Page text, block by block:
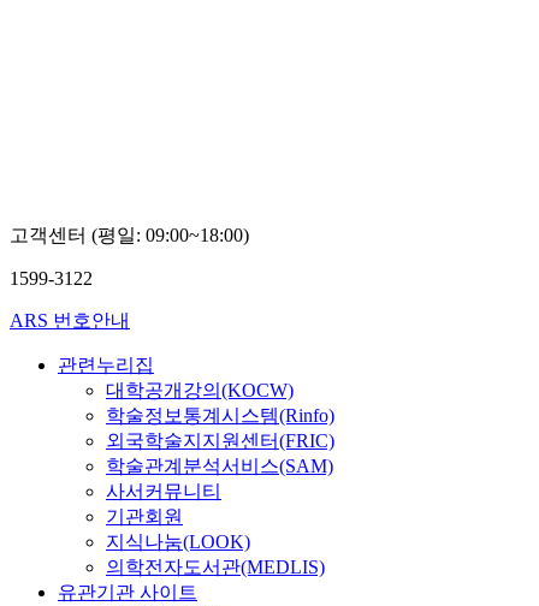
고객센터 (평일: 09:00~18:00)
1599-3122
ARS 번호안내
관련누리집
대학공개강의(KOCW)
학술정보통계시스템(Rinfo)
외국학술지지원센터(FRIC)
학술관계분석서비스(SAM)
사서커뮤니티
기관회원
지식나눔(LOOK)
의학전자도서관(MEDLIS)
유관기관 사이트